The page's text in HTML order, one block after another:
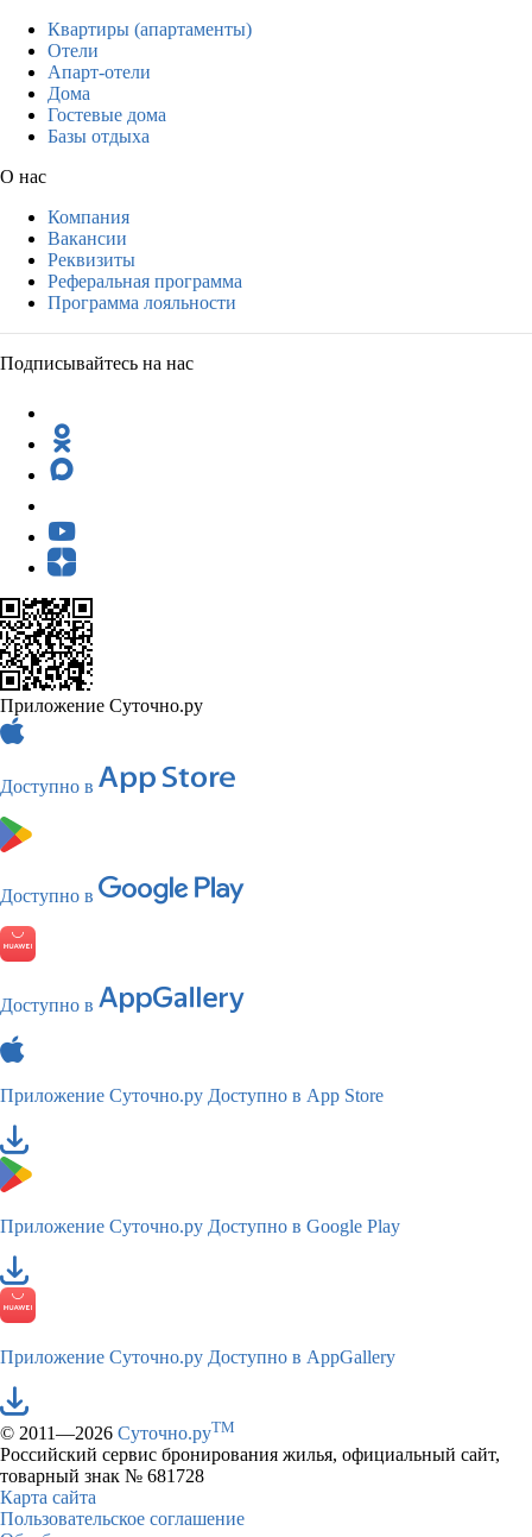
Квартиры (апартаменты)
Отели
Апарт-отели
Дома
Гостевые дома
Базы отдыха
О нас
Компания
Вакансии
Реквизиты
Реферальная программа
Программа лояльности
Подписывайтесь на нас
Приложение Суточно.ру
Доступно в
Доступно в
Доступно в
Приложение Суточно.ру Доступно в App Store
Приложение Суточно.ру Доступно в Google Play
Приложение Суточно.ру Доступно в AppGallery
© 2011—2026 Суточно.руTM
Российский сервис бронирования жилья, официальный сайт,
товарный знак № 681728
Карта сайта
Пользовательское соглашение